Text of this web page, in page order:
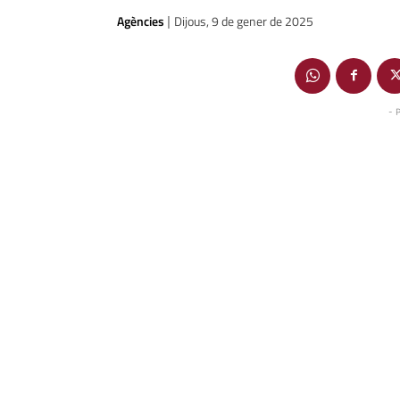
Agències | Dijous, 9 de gener de 2025
-